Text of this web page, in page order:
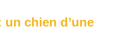
chien d’une